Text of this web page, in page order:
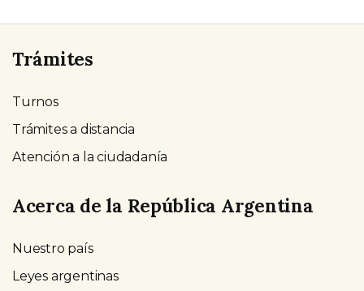
Trámites
Turnos
Trámites a distancia
Atención a la ciudadanía
Acerca de la República Argentina
Nuestro país
Leyes argentinas